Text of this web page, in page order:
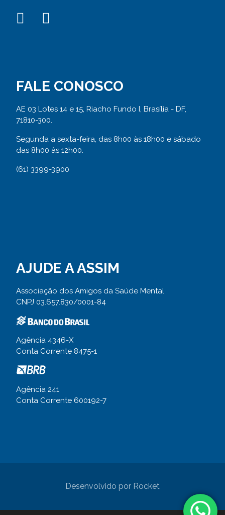
FALE CONOSCO
AE 03 Lotes 14 e 15, Riacho Fundo I, Brasília - DF,
71810-300.
Segunda a sexta-feira, das 8h00 às 18h00 e sábado
das 8h00 às 12h00.
(61) 3399-3900
AJUDE A ASSIM
Associação dos Amigos da Saúde Mental
CNPJ 03.657.830/0001-84
Agência 4346-X
Conta Corrente 8475-1
Agência 241
Conta Corrente 600192-7
Desenvolvido por Rocket